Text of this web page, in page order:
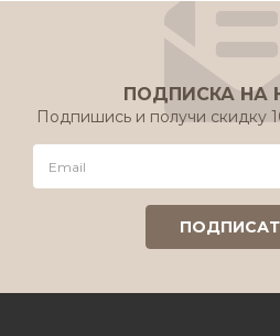
ПОДПИСКА НА
Подпишись и получи скидку